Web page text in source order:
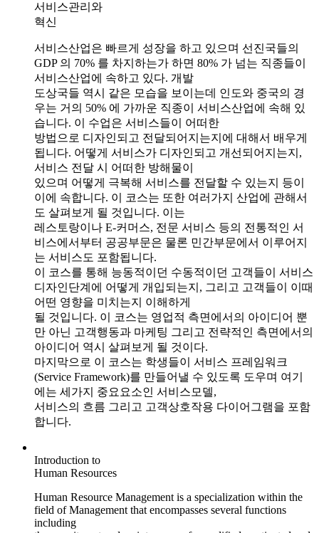
서비스관리와
혁신
서비스산업은 빠르게 성장을 하고 있으며 선진국들의
GDP 의 70% 를 차지하는가 하면 80% 가 넘는 직종들이
서비스산업에 속하고 있다. 개발
도상국들 역시 같은 모습을 보이는데 인도와 중국의 경
우는 거의 50% 에 가까운 직종이 서비스산업에 속해 있
습니다. 이 수업은 서비스들이 어떠한
방법으로 디자인되고 전달되어지는지에 대해서 배우게
됩니다. 어떻게 서비스가 디자인되고 개선되어지는지,
서비스 전달 시 어떠한 방해물이
있으며 어떻게 극복해 서비스를 전달할 수 있는지 등이
이에 속합니다. 이 코스는 또한 여러가지 산업에 관해서
도 살펴보게 될 것입니다. 이는
레스토랑이나 E-커머스, 전문 서비스 등의 전통적인 서
비스에서부터 공공부문은 물론 민간부문에서 이루어지
는 서비스도 포함됩니다.
이 코스를 통해 능동적이던 수동적이던 고객들이 서비스
디자인단계에 어떻게 개입되는지, 그리고 고객들이 이때
어떤 영향을 미치는지 이해하게
될 것입니다. 이 코스는 영업적 측면에서의 아이디어 뿐
만 아닌 고객행동과 마케팅 그리고 전략적인 측면에서의
아이디어 역시 살펴보게 될 것이다.
마지막으로 이 코스는 학생들이 서비스 프레임워크
(Service Framework)를 만들어낼 수 있도록 도우며 여기
에는 세가지 중요요소인 서비스모델,
서비스의 흐름 그리고 고객상호작용 다이어그램을 포함
합니다.
Introduction to
Human Resources
Human Resource Management is a specialization within the
field of Management that encompasses several functions
including